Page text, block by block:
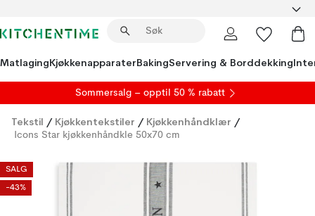
MatlagingKjøkkenapparaterBakingServering & Borddekking
Sommersalg – opptil 50 % rabatt
Tekstil / Kjøkkentekstiler / Kjøkkenhåndklær /
Icons Star kjøkkenhåndkle 50x70 cm
SALG
-43%